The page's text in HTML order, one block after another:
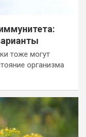
тоже могут
организма